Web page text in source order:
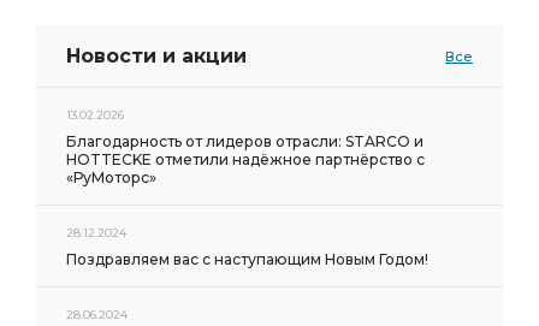
Новости и акции Все
13.02.2026
Благодарность от лидеров отрасли: STARCO и
HOTTECKE отметили надёжное партнёрство с
«РуМоторс»
28.12.2024
Поздравляем вас с наступающим Новым Годом!
28.06.2024